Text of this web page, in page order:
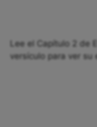
Lee el Capítulo 2 de
versículo para ver su